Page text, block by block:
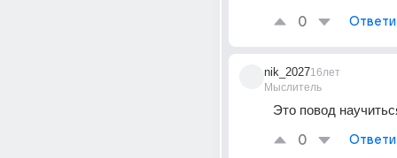
0
nik_2027
Мыслитель
16лет
Это повод
0